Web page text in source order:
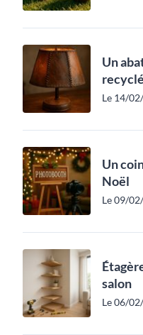
Un
recyclé
Le 14/
Un
Noël
Le 09/
salon
Le 06/